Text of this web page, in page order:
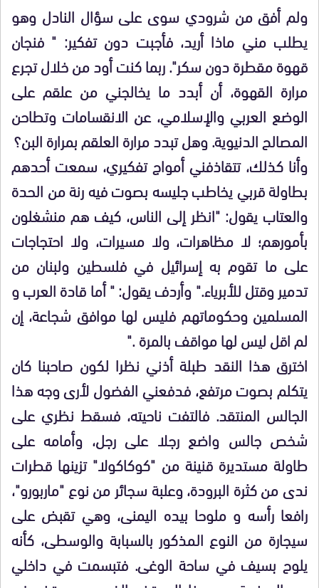
ولم أفق من شرودي سوى على سؤال النادل وهو
يطلب مني ماذا أريد، فأجبت دون تفكير: " فنجان
قهوة مقطرة دون سكر". ربما كنت أود من خلال تجرع
مرارة القهوة، أن أبدد ما يخالجني من علقم على
الوضع العربي والإسلامي، عن الانقسامات وتطاحن
المصالح الدنيوية. وهل تبدد مرارة العلقم بمرارة البن؟
وأنا كذلك، تتقاذفني أمواج تفكيري، سمعت أحدهم
بطاولة قربي يخاطب جليسه بصوت فيه رنة من الحدة
والعتاب يقول: "انظر إلى الناس، كيف هم منشغلون
بأمورهم؛ لا مظاهرات، ولا مسيرات، ولا احتجاجات
على ما تقوم به إسرائيل في فلسطين ولبنان من
تدمير وقتل للأبرياء."وأردف يقول: " أما قادة العرب و
المسلمين وحكوماتهم فليس لها موافق شجاعة، إن
لم اقل ليس لها مواقف بالمرة ."
اخترق هذا النقد طبلة أذني نظرا لكون صاحبنا كان
يتكلم بصوت مرتفع، فدفعني الفضول لأرى وجه هذا
الجالس المنتقد. فالتفت ناحيته، فسقط نظري على
شخص جالس واضع رجلا على رجل، وأمامه على
طاولة مستديرة قنينة من "كوكاكولا" تزينها قطرات
ندى من كثرة البرودة، وعلبة سجائر من نوع "ماربورو"،
رافعا رأسه و ملوحا بيده اليمنى، وهي تقبض على
سيجارة من النوع المذكور بالسبابة والوسطى، كأنه
يلوح بسيف في ساحة الوغى. فتبسمت في داخلي